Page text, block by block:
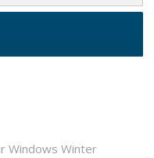
Windows Winter